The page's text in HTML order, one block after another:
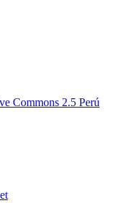
(Parte 14)
(Parte 16)
Commons 2.5 Perú